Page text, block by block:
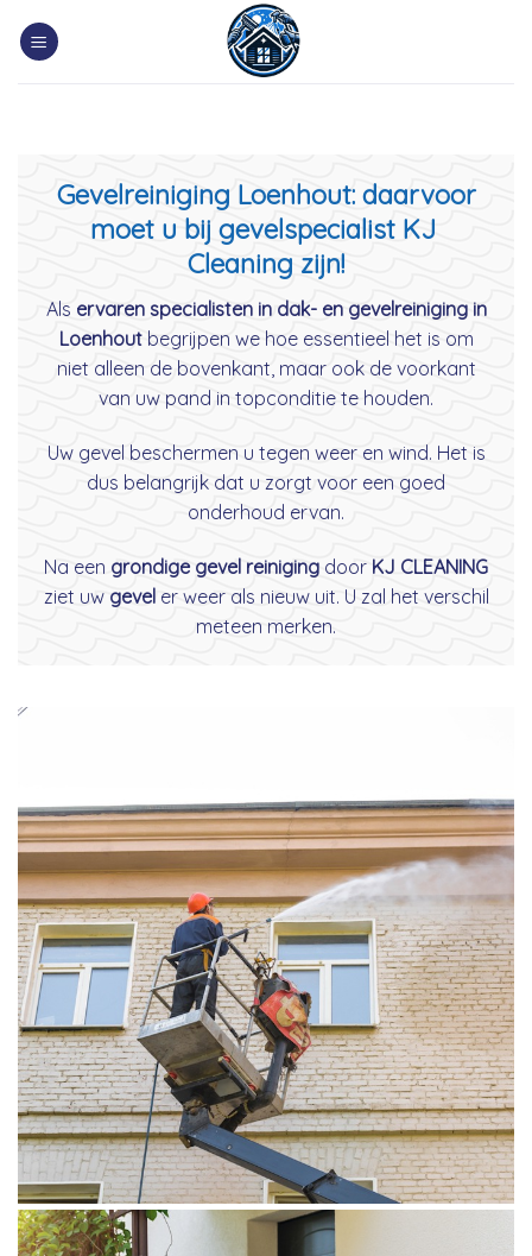
Gevelreiniging Loenhout: daarvoor
moet u bij gevelspecialist KJ
Cleaning zijn!
Als ervaren specialisten in dak- en gevelreiniging in
Loenhoutbegrijpen we hoe essentieel het is om
niet alleen de bovenkant, maar ook de voorkant
van uw pand in topconditie te houden.
Uw gevel beschermen u tegen weer en wind. Het is
dus belangrijk dat u zorgt voor een goed
onderhoud ervan.
Na een grondige gevel reiniging door KJ CLEANING
ziet uw geveler weer als nieuw uit. U zal het verschil
meteen merken.